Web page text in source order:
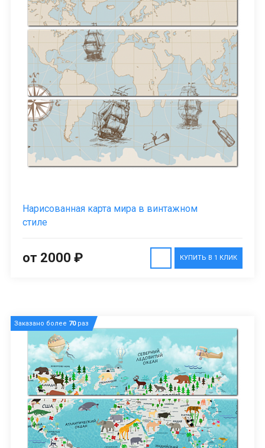
Нарисованная карта мира в винтажном
стиле
КУПИТЬ В 1 КЛИК
от 2000 ₽
Заказано более 70раз